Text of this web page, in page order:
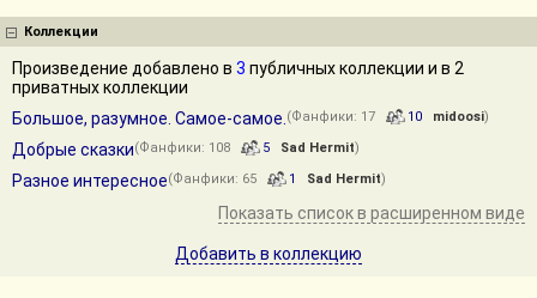
Коллекции
Произведение добавлено в 3 публичных коллекции и в 2
приватных коллекции
Большое, разумное. Самое-самое. (Фанфики: 17 10 midoosi)
Добрые сказки(Фанфики: 108 5 Sad Hermit)
Разное интересное(Фанфики: 65 1 Sad Hermit)
Показать список в расширенном виде
Добавить в коллекцию